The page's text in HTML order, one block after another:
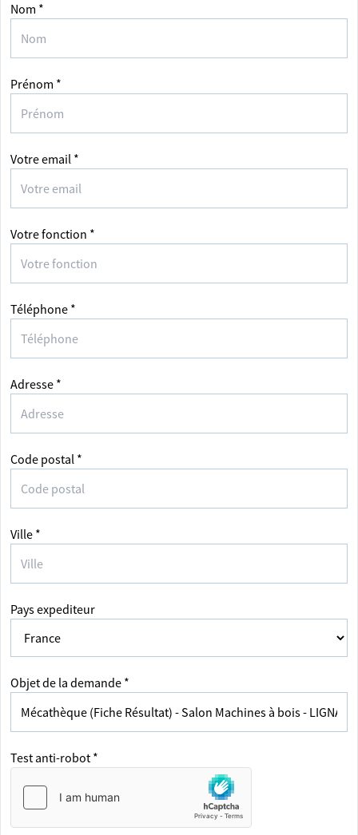
Nom *
Prénom *
Votre email *
Votre fonction *
Téléphone *
Adresse *
Code postal *
Ville *
Pays expediteur
Objet de la demande *
Test anti-robot *